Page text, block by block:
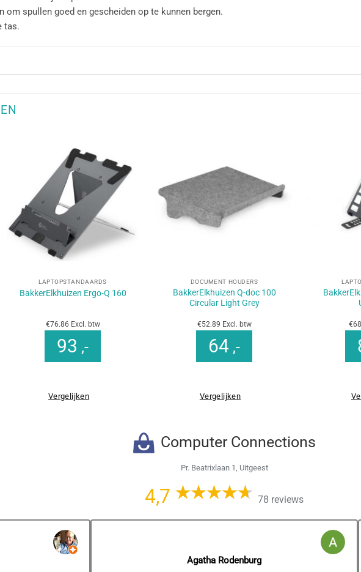
spullen goed en gescheiden op te kunnen bergen.
tas.
LAPTOPSTANDAARDS
BakkerElkhuizen Ergo-Q 160
€76.86 Excl. btw
93 ,-
Vergelijken
DOCUMENT HOUDERS
BakkerElkhuizen Q-doc 100
Circular Light Grey
€52.89 Excl. btw
64 ,-
Vergelijken
Computer Connections
Pr. Beatrixlaan 1, Uitgeest
4,7 78 reviews
Agatha Rodenburg